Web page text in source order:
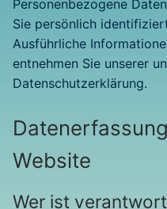
Personenbezogene
Sie persönlich
Ausführliche
entnehmen Sie unserer
Datenschutzerklärung.
Website
Wer ist